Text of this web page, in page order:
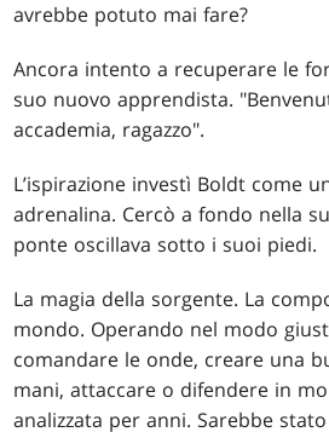
avrebbe potuto mai fare?
Ancora intento a recuperare le
suo nuovo apprendista.
accademia, ragazzo".
L’ispirazione investì Boldt come
adrenalina. Cercò a fondo nella
ponte oscillava sotto i suoi piedi.
La magia della sorgente. La
mondo. Operando nel modo
comandare le onde, creare una
mani, attaccare o difendere in
analizzata per anni. Sarebbe